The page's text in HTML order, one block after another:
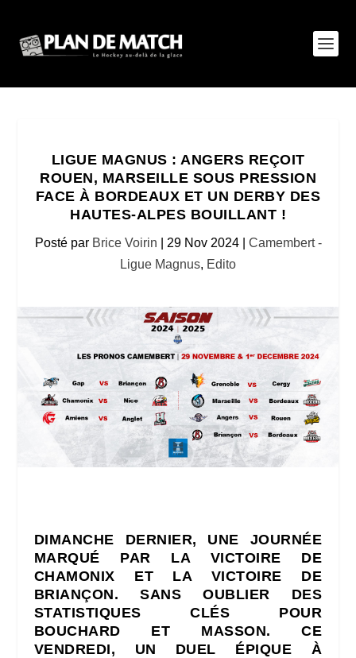
LIGUE MAGNUS : ANGERS REÇOIT
ROUEN, MARSEILLE SOUS PRESSION
FACE À BORDEAUX ET UN DERBY DES
HAUTES-ALPES BOUILLANT !
Posté par Brice Voirin 29 Nov 2024| Camembert -
Ligue Magnus, Edito
DIMANCHE DERNIER, UNE JOURNÉE
MARQUÉ PAR LA VICTOIRE DE
CHAMONIX ET LA VICTOIRE DE
BRIANÇON. SANS OUBLIER DES
STATISTIQUES CLÉS POUR
BOUCHARD ET MASSON. CE
VENDREDI, UN DUEL ÉPIQUE À